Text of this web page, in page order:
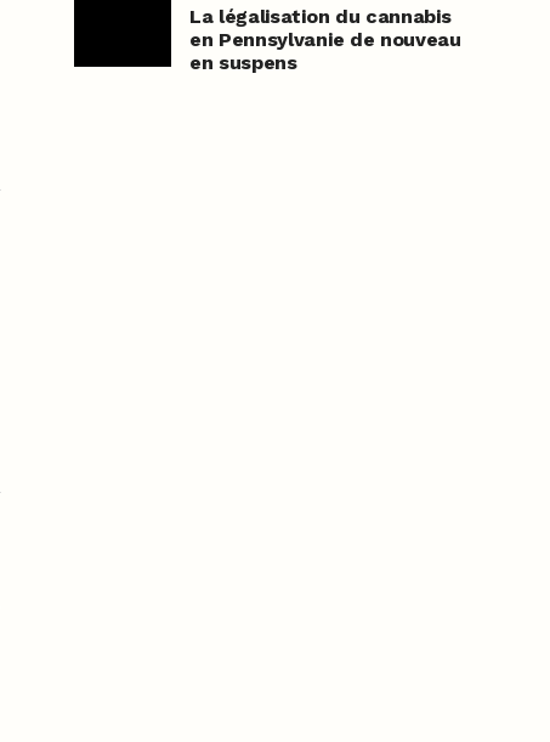
La légalisation du cannabis
en Pennsylvanie de nouveau
en suspens